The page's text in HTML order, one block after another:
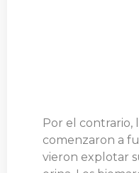
Por el contrario,
comenzaron a
vieron explotar